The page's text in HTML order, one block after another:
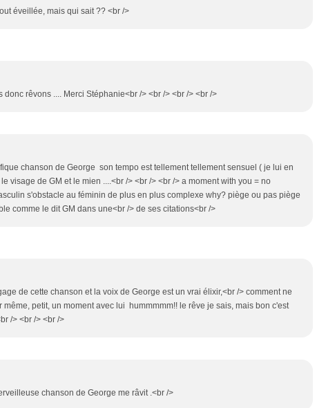
éveillée, mais qui sait ?? <br />
rêvons .... Merci Stéphanie<br /> <br /> <br /> <br />
chanson de George son tempo est tellement tellement sensuel ( je lui en
de GM et le mien ....<br /> <br /> <br /> a moment with you = no
s'obstacle au féminin de plus en plus complexe why? piège ou pas piège
comme le dit GM dans une<br /> de ses citations<br />
de cette chanson et la voix de George est un vrai élixir,<br /> comment ne
petit, un moment avec lui hummmmm!! le rêve je sais, mais bon c'est
/> <br /> <br />
chanson de George me râvit .<br />